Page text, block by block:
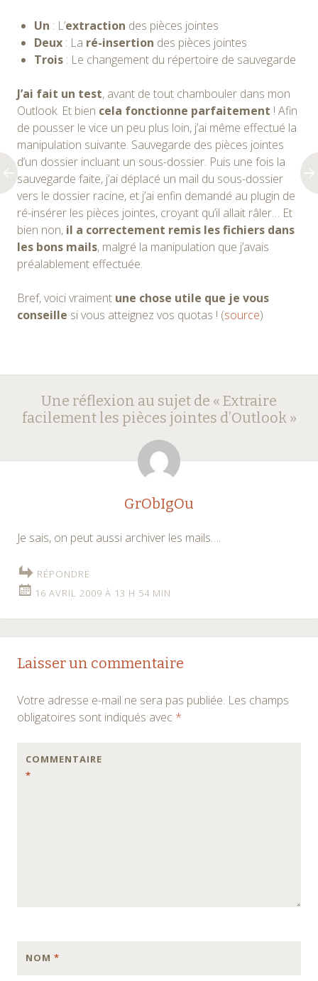
Un : L’extraction des pièces jointes
Deux : La ré-insertion des pièces jointes
Trois : Le changement du répertoire de sauvegarde
J’ai fait un test, avant de tout chambouler dans mon
Outlook. Et bien cela fonctionne parfaitement ! Afin
de pousser le vice un peu plus loin, j’ai même effectué la
manipulation suivante. Sauvegarde des pièces jointes
d’un dossier incluant un sous-dossier. Puis une fois la
sauvegarde faite, j’ai déplacé un mail du sous-dossier
vers le dossier racine, et j’ai enfin demandé au plugin de
ré-insérer les pièces jointes, croyant qu’il allait râler… Et
bien non, il a correctement remis les fichiers dans
les bons mails, malgré la manipulation que j’avais
préalablement effectuée.
Bref, voici vraiment une chose utile que je vous
conseille si vous atteignez vos quotas ! (source)
Navigation
des
articles
Une réflexion au sujet de « Extraire
facilement les pièces jointes d’Outlook »
GrObIgOu
Je sais, on peut aussi archiver les mails….
RÉPONDRE
16 AVRIL 2009 À 13 H 54 MIN
Laisser un commentaire
Votre adresse e-mail ne sera pas publiée. Les champs
obligatoires sont indiqués avec *
COMMENTAIRE
*
NOM *